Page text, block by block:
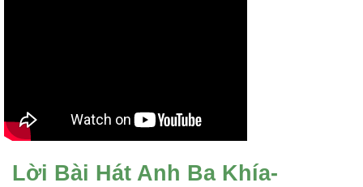
Lời Bài Hát Anh Ba Khía-